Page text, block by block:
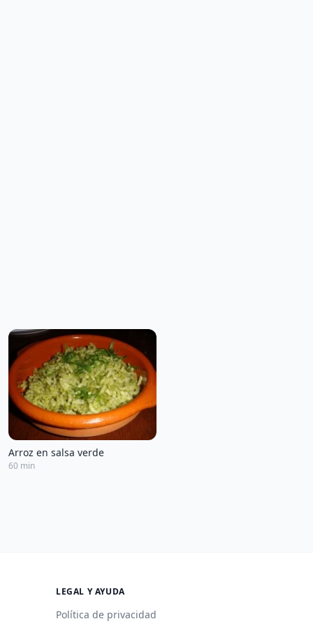
Arroz en salsa verde
60 min
LEGAL Y AYUDA
Política de privacidad